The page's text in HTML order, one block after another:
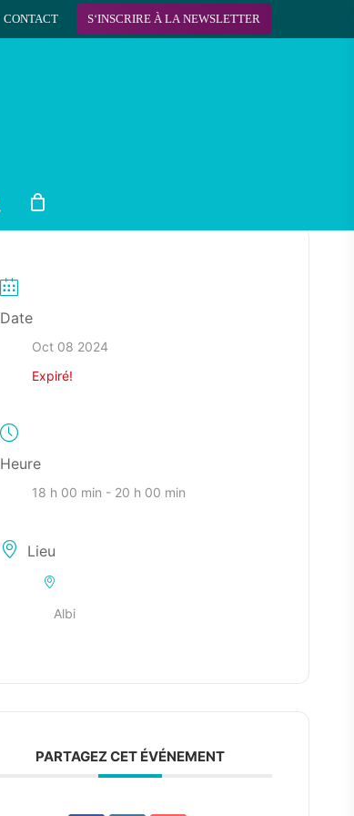
CONTACT S‘INSCRIRE À LA NEWSLETTER
search
Date
Oct 08 2024
Expiré!
Heure
18 h 00 min - 20 h 00 min
Lieu
Albi
PARTAGEZ CET ÉVÉNEMENT